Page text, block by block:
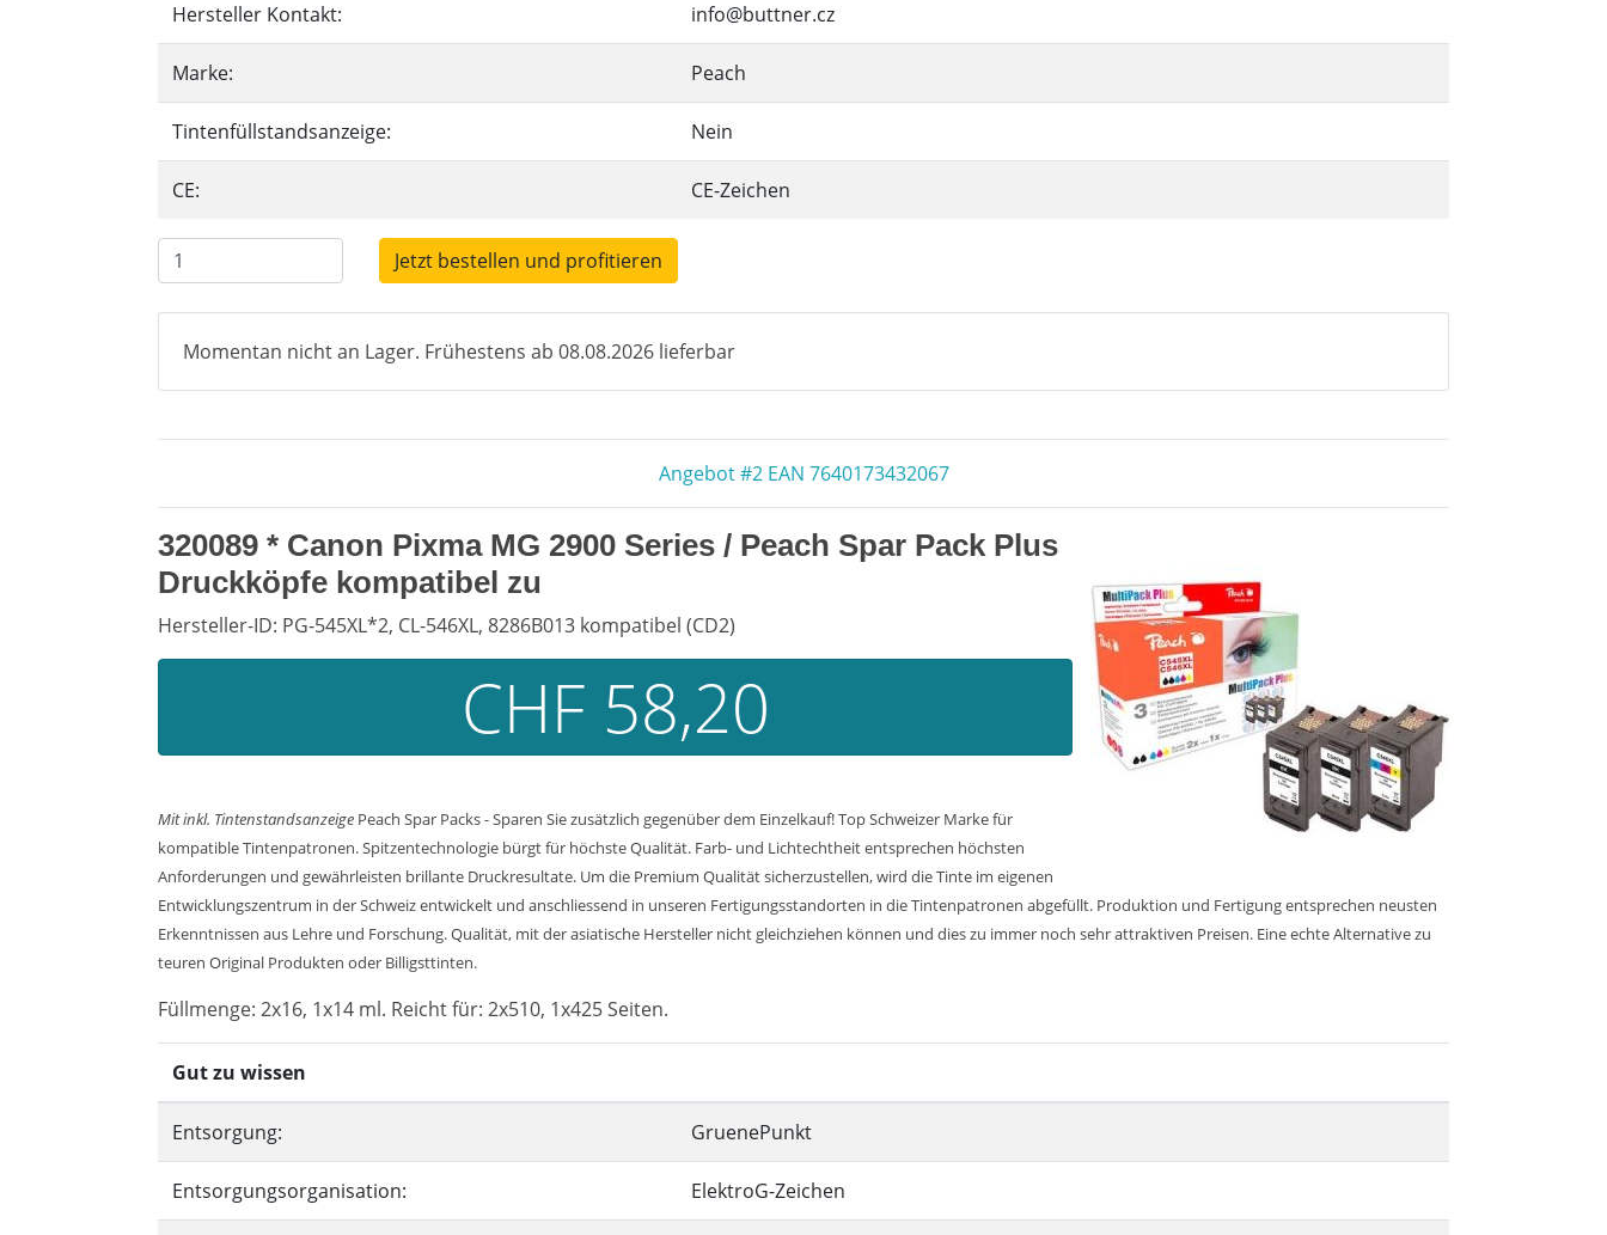
Hersteller Kontakt: info@buttner.cz
Marke: Peach
Tintenfüllstandsanzeige: Nein
CE: CE-Zeichen
Jetzt bestellen und profitieren
Momentan nicht an Lager. Frühestens ab 08.08.2026 lieferbar
Angebot #2 EAN 7640173432067
320089 * Canon Pixma MG 2900 Series / Peach Spar Pack Plus
Druckköpfe kompatibel zu
Hersteller-ID: PG-545XL*2, CL-546XL, 8286B013 kompatibel (CD2)
CHF 58,20
Mit inkl. Tintenstandsanzeige Peach Spar Packs - Sparen Sie zusätzlich gegenüber dem Einzelkauf! Top Schweizer Marke für
kompatible Tintenpatronen. Spitzentechnologie bürgt für höchste Qualität. Farb- und Lichtechtheit entsprechen höchsten
Anforderungen und gewährleisten brillante Druckresultate. Um die Premium Qualität sicherzustellen, wird die Tinte im eigenen
Entwicklungszentrum in der Schweiz entwickelt und anschliessend in unseren Fertigungsstandorten in die Tintenpatronen abgefüllt. Produktion und Fertigung entsprechen neusten
Erkenntnissen aus Lehre und Forschung. Qualität, mit der asiatische Hersteller nicht gleichziehen können und dies zu immer noch sehr attraktiven Preisen. Eine echte Alternative zu
teuren Original Produkten oder Billigsttinten.
Füllmenge: 2x16, 1x14 ml. Reicht für: 2x510, 1x425 Seiten.
Gut zu wissen
Entsorgung: GruenePunkt
Entsorgungsorganisation: ElektroG-Zeichen